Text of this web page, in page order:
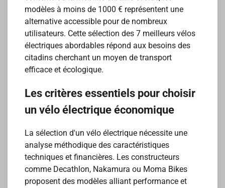
modèles à moins de 1000 € représentent une
alternative accessible pour de nombreux
utilisateurs. Cette sélection des 7 meilleurs vélos
électriques abordables répond aux besoins des
citadins cherchant un moyen de transport
efficace et écologique.
Les critères essentiels pour choisir
un vélo électrique économique
La sélection d'un vélo électrique nécessite une
analyse méthodique des caractéristiques
techniques et financières. Les constructeurs
comme Decathlon, Nakamura ou Moma Bikes
proposent des modèles alliant performance et